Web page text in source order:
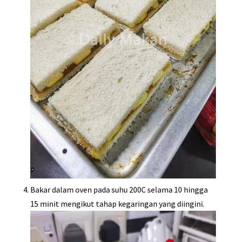
Bakar dalam oven pada suhu 200C selama 10 hingga
15 minit mengikut tahap kegaringan yang diingini.